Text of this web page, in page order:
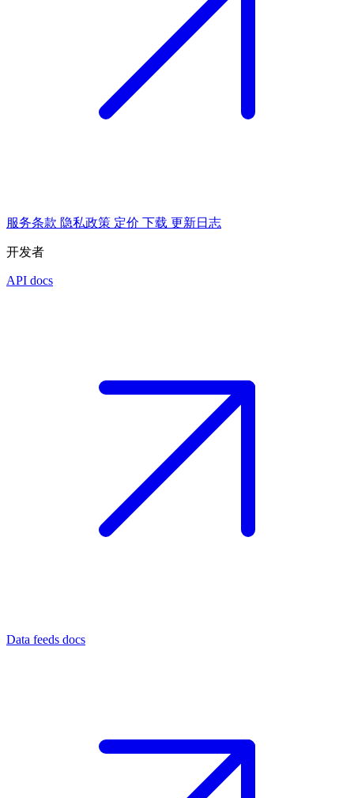
服务条款 隐私政策 定价 下载 更新日志
开发者
API docs
Data feeds docs